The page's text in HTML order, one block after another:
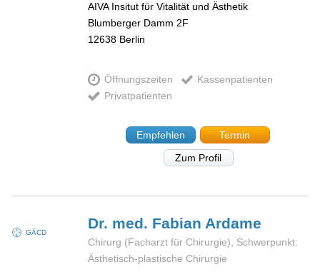
AIVA Insitut für Vitalität und Ästhetik
Blumberger Damm 2F
12638 Berlin
Öffnungszeiten
Kassenpatienten
Privatpatienten
Empfehlen
Termin
Zum Profil
GÄCD
Dr. med. Fabian Ardame
Chirurg (Facharzt für Chirurgie), Schwerpunkt:
Ästhetisch-plastische Chirurgie